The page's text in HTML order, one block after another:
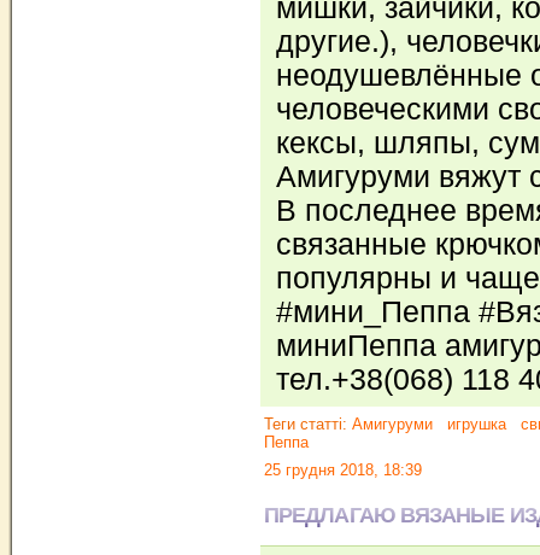
мишки, зайчики,
другие.),
неодушевлённые
человеческими
кексы, шляпы,
Амигуруми вяжут
В последнее
связанные
популярны и
#мини_Пеппа
миниПеппа
тел.+38(068) 118
Теги статті: Амигуруми игрушка
Пеппа
25 грудня 2018, 18:39
ПРЕДЛАГАЮ ВЯЗАНЫЕ